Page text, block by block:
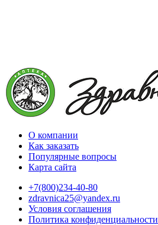
О компании
Как заказать
Популярные вопросы
Карта сайта
+7(800)234-40-80
zdravnica25@yandex.ru
Условия соглашения
Политика конфиденциальности